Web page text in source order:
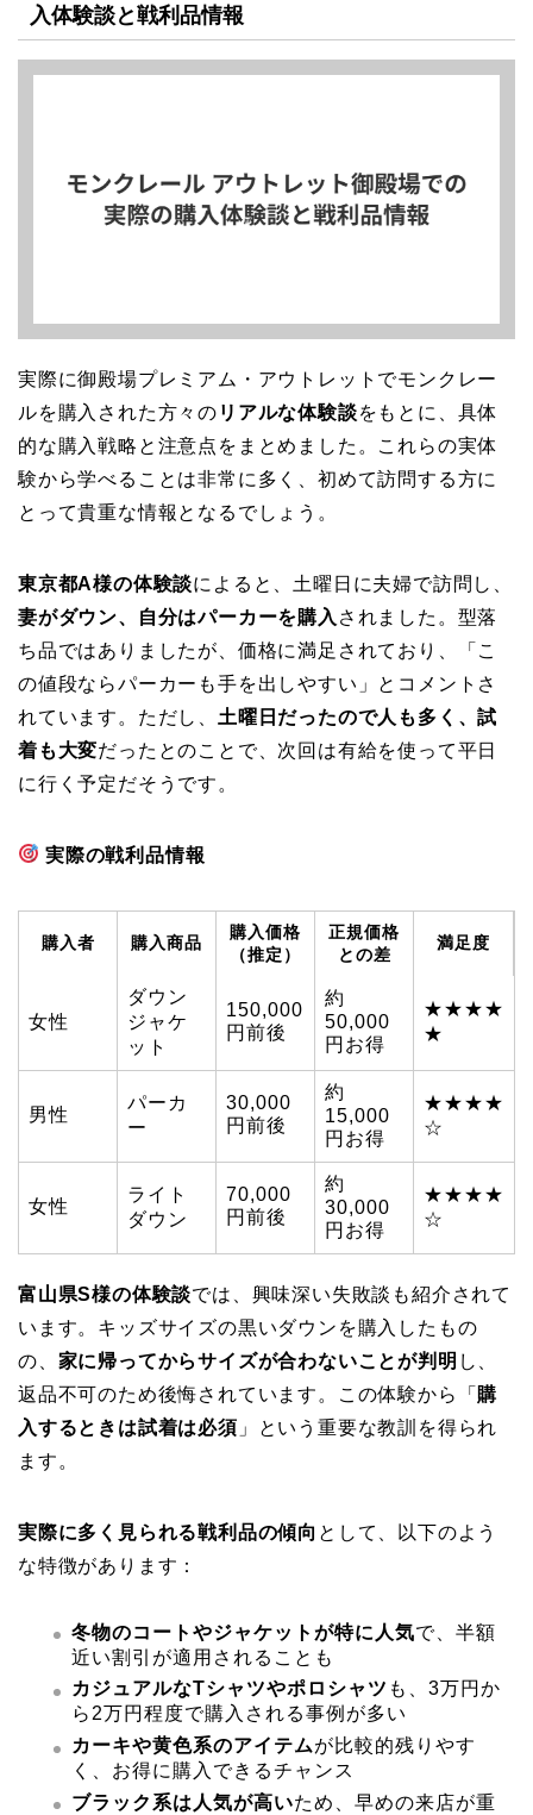
入体験談と戦利品情報
実際に御殿場プレミアム・アウトレットでモンクレー
ルを購入された方々の リアルな体験談をもとに、具体
的な購入戦略と注意点をまとめました。これらの実体
験から学べることは非常に多く、初めて訪問する方に
とって貴重な情報となるでしょう。
東京都A様の体験談によると、土曜日に夫婦で訪問し、
妻がダウン、自分はパーカーを購入 されました。型落
ち品ではありましたが、価格に満足されており、「こ
の値段ならパーカーも手を出しやすい」とコメントさ
れています。ただし、 土曜日だったので人も多く、試
着も大変だったとのことで、次回は有給を使って平日
に行く予定だそうです。
実際の戦利品情報
購入者 購入商品
購入価格
（推定）
正規価格
との差
満足度
女性
ダウン
ジャケ
ット
150,000
円前後
約
50,000
円お得
★★★★
★
男性
パーカ
ー
30,000
円前後
約
15,000
円お得
★★★★
☆
女性
ライト
ダウン
70,000
円前後
約
30,000
円お得
★★★★
☆
富山県S様の体験談では、興味深い失敗談も紹介されて
います。キッズサイズの黒いダウンを購入したもの
の、 家に帰ってからサイズが合わないことが判明 し、
返品不可のため後悔されています。この体験から「 購
入するときは試着は必須 」という重要な教訓を得られ
ます。
実際に多く見られる戦利品の傾向 として、以下のよう
な特徴があります：
冬物のコートやジャケットが特に人気で、半額
近い割引が適用されることも
カジュアルなTシャツやポロシャツ も、3万円か
ら2万円程度で購入される事例が多い
カーキや黄色系のアイテムが比較的残りやす
く、お得に購入できるチャンス
ブラック系は人気が高いため、早めの来店が重